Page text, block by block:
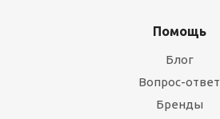
Помощь
Блог
Вопрос-ответ
Бренды